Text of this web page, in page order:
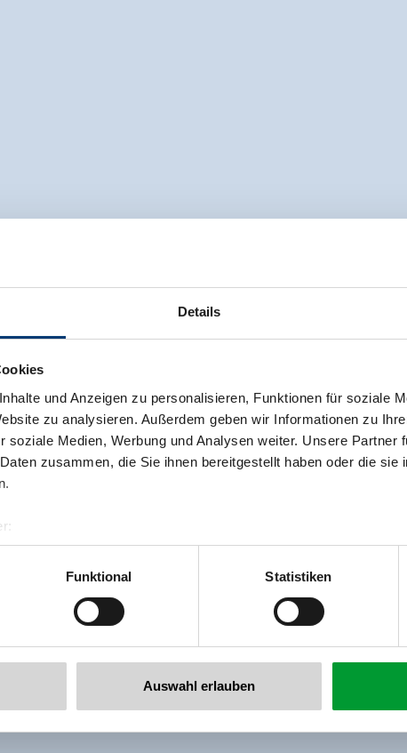
Details
und Anzeigen zu personalisieren, Funktionen für soziale
zu analysieren. Außerdem geben wir Informationen zu
soziale Medien, Werbung und Analysen weiter. Unsere Partner
zusammen, die Sie ihnen bereitgestellt haben oder die sie
& Co KG
Funktional Statistiken
Auswahl erlauben